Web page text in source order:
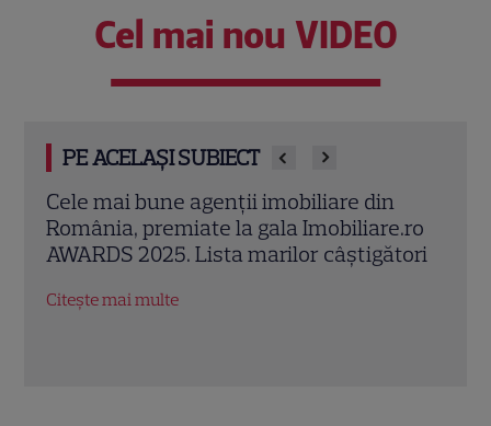
Cel mai nou VIDEO
PE ACELAȘI SUBIECT
E oficial! Acestea sunt cele mai bune
proiecte rezidențiale din România